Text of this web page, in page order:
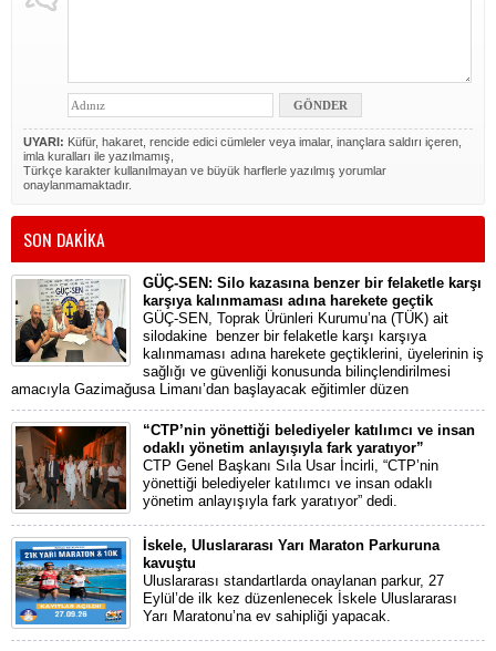
UYARI: Küfür, hakaret, rencide edici cümleler veya imalar, inançlara saldırı içeren,
imla kuralları ile yazılmamış,
Türkçe karakter kullanılmayan ve büyük harflerle yazılmış yorumlar
onaylanmamaktadır.
SON DAKİKA
GÜÇ-SEN: Silo kazasına benzer bir felaketle karşı
karşıya kalınmaması adına harekete geçtik
GÜÇ-SEN, Toprak Ürünleri Kurumu’na (TÜK) ait
silodakine benzer bir felaketle karşı karşıya
kalınmaması adına harekete geçtiklerini, üyelerinin iş
sağlığı ve güvenliği konusunda bilinçlendirilmesi
amacıyla Gazimağusa Limanı’dan başlayacak eğitimler düzen
“CTP’nin yönettiği belediyeler katılımcı ve insan
odaklı yönetim anlayışıyla fark yaratıyor”
CTP Genel Başkanı Sıla Usar İncirli, “CTP’nin
yönettiği belediyeler katılımcı ve insan odaklı
yönetim anlayışıyla fark yaratıyor” dedi.
İskele, Uluslararası Yarı Maraton Parkuruna
kavuştu
Uluslararası standartlarda onaylanan parkur, 27
Eylül’de ilk kez düzenlenecek İskele Uluslararası
Yarı Maratonu’na ev sahipliği yapacak.